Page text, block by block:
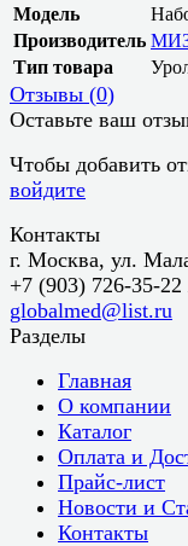
Модель
Производитель МИЗ
Тип товара
Отзывы (0)
Оставьте ваш
Чтобы добавить
войдите
Контакты
г. Москва, ул.
+7 (903) 726-35-22
globalmed@list.ru
Разделы
Главная
О компании
Каталог
Оплата и
Прайс-лист
Новости и
Контакты